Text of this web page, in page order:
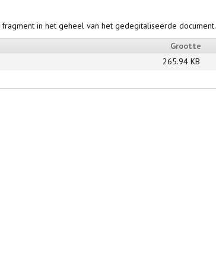
in het geheel van het gedegitaliseerde document.
Grootte
265.94 KB